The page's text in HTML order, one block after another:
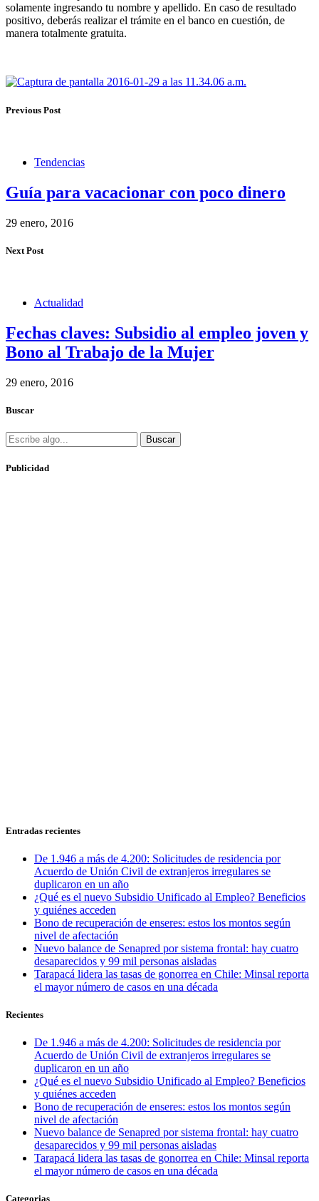
solamente ingresando tu nombre y apellido. En caso de resultado
positivo, deberás realizar el trámite en el banco en cuestión, de
manera totalmente gratuita.
Previous Post
Tendencias
Guía para vacacionar con poco dinero
29 enero, 2016
Next Post
Actualidad
Fechas claves: Subsidio al empleo joven y
Bono al Trabajo de la Mujer
29 enero, 2016
Buscar
Buscar
Publicidad
Entradas recientes
De 1.946 a más de 4.200: Solicitudes de residencia por
Acuerdo de Unión Civil de extranjeros irregulares se
duplicaron en un año
¿Qué es el nuevo Subsidio Unificado al Empleo? Beneficios
y quiénes acceden
Bono de recuperación de enseres: estos los montos según
nivel de afectación
Nuevo balance de Senapred por sistema frontal: hay cuatro
desaparecidos y 99 mil personas aisladas
Tarapacá lidera las tasas de gonorrea en Chile: Minsal reporta
el mayor número de casos en una década
Recientes
De 1.946 a más de 4.200: Solicitudes de residencia por
Acuerdo de Unión Civil de extranjeros irregulares se
duplicaron en un año
¿Qué es el nuevo Subsidio Unificado al Empleo? Beneficios
y quiénes acceden
Bono de recuperación de enseres: estos los montos según
nivel de afectación
Nuevo balance de Senapred por sistema frontal: hay cuatro
desaparecidos y 99 mil personas aisladas
Tarapacá lidera las tasas de gonorrea en Chile: Minsal reporta
el mayor número de casos en una década
Categorias